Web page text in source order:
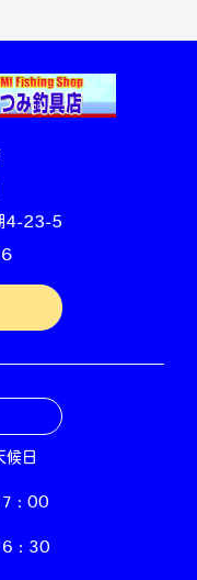
4-23-5
候日
：00
：30